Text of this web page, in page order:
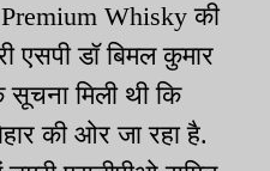
Whisky की
एसपी डॉ बिमल कुमार
सूचना मिली थी कि
की ओर जा रहा है.